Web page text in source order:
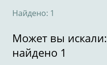
Найдено: 1
Может вы искали:
найдено 1